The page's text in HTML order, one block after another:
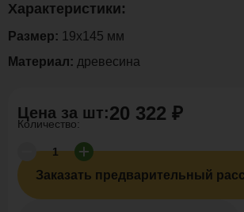
Цена за шт:20 322 ₽
Количество:
Заказать предварительный
Характеристики:
Размер: 19x145 мм
Материал: древесина